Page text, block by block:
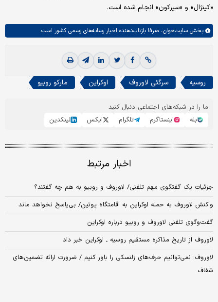
«کینژال» و «سیرکون» انجام شده است.
بخش سایت‌خوان، صرفا بازتاب‌دهنده اخبار رسانه‌های رسمی کشور است.
روسیه سرگئی لاوروف اوکراین مارکو روبیو
ما را در شبکه‌های اجتماعی دنبال کنید
بله
اینستاگرم تلگرام ایکس لینکدین
اخبار مرتبط
جزئیات یک گفتگوی مهم تلفنی/ لاوروف و روبیو به هم چه گفتند؟
واکنش لاوروف به حمله اوکراین به اقامتگاه پوتین/ بی‌پاسخ نخواهد ماند
گفت‌وگوی تلفنی لاوروف و روبیو درباره اوکراین
لاوروف از تاریخ مذاکره مستقیم روسیه ـ اوکراین خبر داد
لاوروف: نمی‌توانیم حرف‌های زلنسکی را باور کنیم / ضرورت ارائه تضمین‌های
شفاف